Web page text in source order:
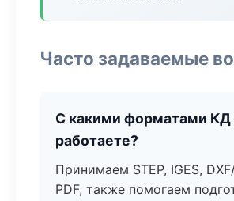
Часто задаваемые
С какими форматами КД
работаете?
Принимаем STEP, IGES,
PDF, также помогаем